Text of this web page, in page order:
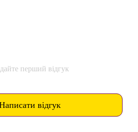
перший відгук
відгук